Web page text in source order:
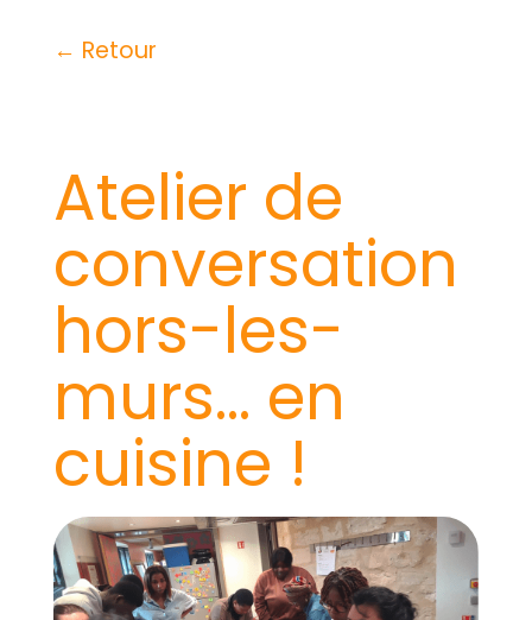
← Retour
Atelier de
conversation
hors-les-
murs… en
cuisine !